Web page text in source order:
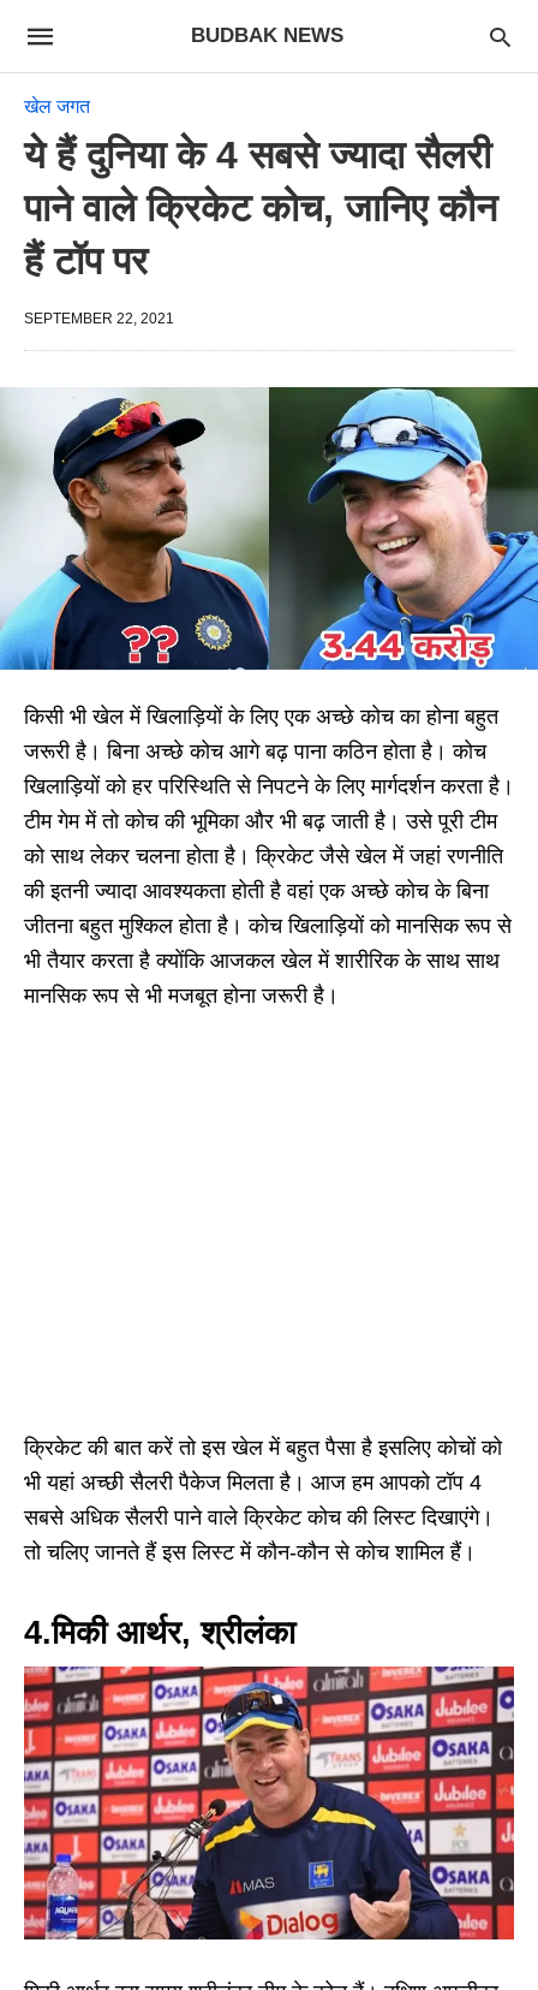
BUDBAK NEWS
खेल जगत
ये हैं दुनिया के 4 सबसे ज्यादा सैलरी
पाने वाले क्रिकेट कोच, जानिए कौन
हैं टॉप पर
SEPTEMBER 22, 2021
किसी भी खेल में खिलाड़ियों के लिए एक अच्छे कोच का होना बहुत
जरूरी है। बिना अच्छे कोच आगे बढ़ पाना कठिन होता है। कोच
खिलाड़ियों को हर परिस्थिति से निपटने के लिए मार्गदर्शन करता है।
टीम गेम में तो कोच की भूमिका और भी बढ़ जाती है। उसे पूरी टीम
को साथ लेकर चलना होता है। क्रिकेट जैसे खेल में जहां रणनीति
की इतनी ज्यादा आवश्यकता होती है वहां एक अच्छे कोच के बिना
जीतना बहुत मुश्किल होता है। कोच खिलाड़ियों को मानसिक रूप से
भी तैयार करता है क्योंकि आजकल खेल में शारीरिक के साथ साथ
मानसिक रूप से भी मजबूत होना जरूरी है।
क्रिकेट की बात करें तो इस खेल में बहुत पैसा है इसलिए कोचों को
भी यहां अच्छी सैलरी पैकेज मिलता है। आज हम आपको टॉप 4
सबसे अधिक सैलरी पाने वाले क्रिकेट कोच की लिस्ट दिखाएंगे।
तो चलिए जानते हैं इस लिस्ट में कौन-कौन से कोच शामिल हैं।
4.मिकी आर्थर, श्रीलंका